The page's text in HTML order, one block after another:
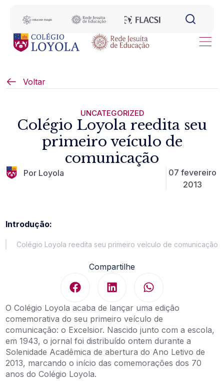
Voltar
UNCATEGORIZED
Colégio Loyola reedita seu
primeiro veículo de
comunicação
Por Loyola
07 fevereiro
2013
Introdução:
Colégio Loyola reedita seu primeiro veículo de comunicação
Compartilhe
O Colégio Loyola acaba de lançar uma edição
comemorativa do seu primeiro veículo de
comunicação: o Excelsior. Nascido junto com a escola,
em 1943, o jornal foi distribuído ontem durante a
Solenidade Acadêmica de abertura do Ano Letivo de
2013, marcando o início das comemorações dos 70
anos do Colégio Loyola.